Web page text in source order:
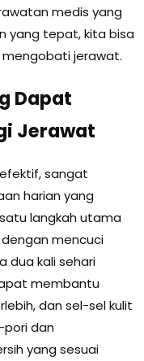
medis yang
yang tepat, kita bisa
jerawat.
Dapat
Jerawat
sangat
harian yang
langkah utama
mencuci
dua kali sehari
membantu
dan sel-sel kulit
dan
yang sesuai